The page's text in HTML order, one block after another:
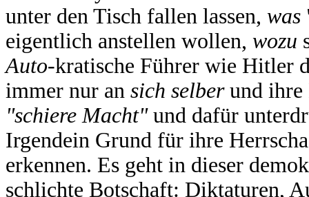
unter den Tisch fallen lassen, was
eigentlich anstellen wollen, wozu
Auto-kratische Führer wie Hitler
immer nur an sich selberund ihre
"schiere Macht" und dafür
Irgendein Grund für ihre
erkennen. Es geht in dieser
schlichte Botschaft: Diktaturen,